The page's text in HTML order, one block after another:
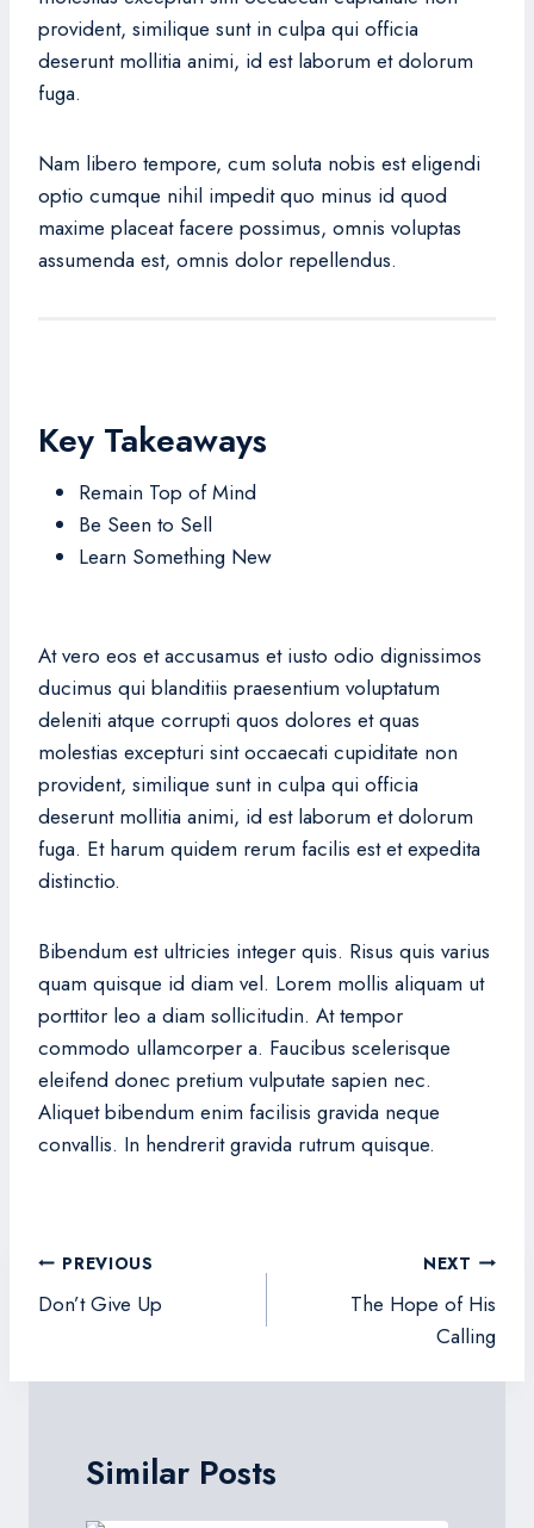
provident, similique sunt in culpa qui officia
deserunt mollitia animi, id est laborum et dolorum
fuga.
Nam libero tempore, cum soluta nobis est eligendi
optio cumque nihil impedit quo minus id quod
maxime placeat facere possimus, omnis voluptas
assumenda est, omnis dolor repellendus.
Key Takeaways
Remain Top of Mind
Be Seen to Sell
Learn Something New
At vero eos et accusamus et iusto odio dignissimos
ducimus qui blanditiis praesentium voluptatum
deleniti atque corrupti quos dolores et quas
molestias excepturi sint occaecati cupiditate non
provident, similique sunt in culpa qui officia
deserunt mollitia animi, id est laborum et dolorum
fuga. Et harum quidem rerum facilis est et expedita
distinctio.
Bibendum est ultricies integer quis. Risus quis varius
quam quisque id diam vel. Lorem mollis aliquam ut
porttitor leo a diam sollicitudin. At tempor
commodo ullamcorper a. Faucibus scelerisque
eleifend donec pretium vulputate sapien nec.
Aliquet bibendum enim facilisis gravida neque
convallis. In hendrerit gravida rutrum quisque.
Post
navigation
PREVIOUS
Don’t Give Up
NEXT
The Hope of His
Calling
Similar Posts